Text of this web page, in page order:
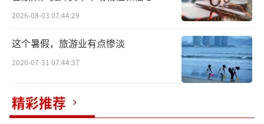
2026-08-03 07:44:29
这个暑假，旅游业有点惨淡
2026-07-31 07:44:37
精彩推荐